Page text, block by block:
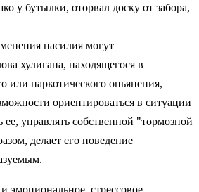
у бутылки, оторвал доску от забора,
насилия могут
хулигана, находящегося в
или наркотического опьянения,
ориентироваться в ситуации
управлять собственной "тормозной
делает его поведение
эмоциональное, стрессовое